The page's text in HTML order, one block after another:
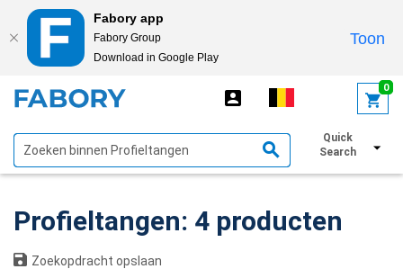
Fabory app
Fabory Group
Download in Google Play
Toon
0
Quick
Search
Toon filters
Profieltangen: 4 producten
Zoekopdracht opslaan